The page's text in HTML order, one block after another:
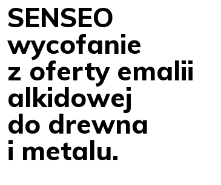
SENSEO
wycofanie
z oferty emalii
alkidowej
do drewna
i metalu.